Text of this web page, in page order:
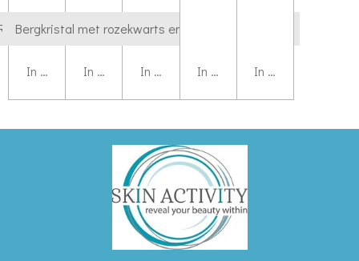
In winkelwagenIn winkelwagenIn winkelwagenIn winkelwagenIn winkelwagen